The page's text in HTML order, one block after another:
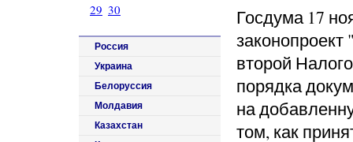
Госдума 17
второй
порядка
на
том, как
29 30
Россия
Украина
Белоруссия
Молдавия
Казахстан